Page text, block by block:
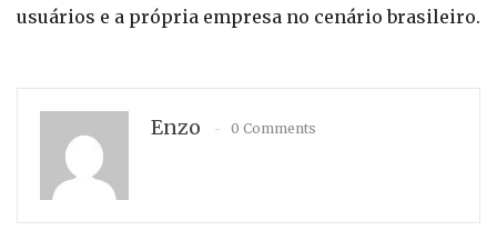
usuários e a própria empresa no cenário brasileiro.
Enzo 0 Comments